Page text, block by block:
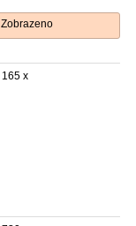
Zobrazeno
165 x